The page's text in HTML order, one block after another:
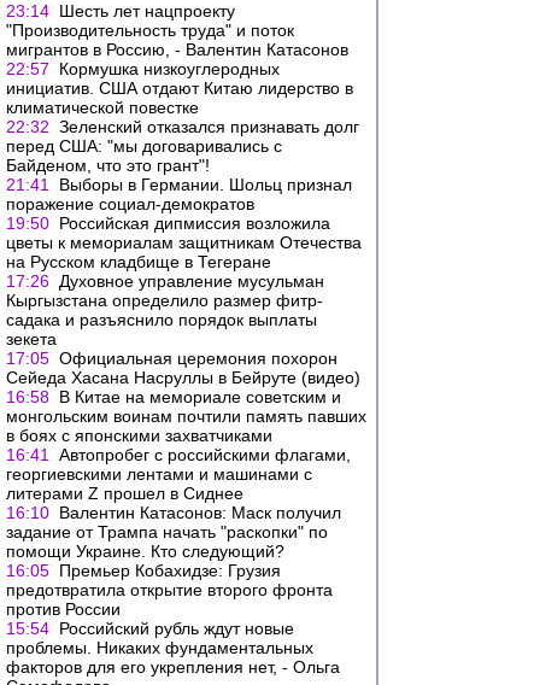
23:14 Шесть лет нацпроекту
"Производительность труда" и поток
мигрантов в Россию, - Валентин Катасонов
22:57
Кормушка низкоуглеродных
инициатив. США отдают Китаю лидерство в
климатической повестке
22:32 Зеленский отказался признавать долг
перед США: "мы договаривались с
Байденом, что это грант"!
21:41
Выборы в Германии. Шольц признал
поражение социал-демократов
19:50 Российская дипмиссия возложила
цветы к мемориалам защитникам Отечества
на Русском кладбище в Тегеране
17:26 Духовное управление мусульман
Кыргызстана определило размер фитр-
садака и разъяснило порядок выплаты
зекета
17:05 Официальная церемония похорон
Сейеда Хасана Насруллы в Бейруте (видео)
16:58 В Китае на мемориале советским и
монгольским воинам почтили память павших
в боях с японскими захватчиками
16:41
Автопробег с российскими флагами,
георгиевскими лентами и машинами с
литерами Z прошел в Сиднее
16:10 Валентин Катасонов: Маск получил
задание от Трампа начать "раскопки" по
помощи Украине. Кто следующий?
16:05 Премьер Кобахидзе: Грузия
предотвратила открытие второго фронта
против России
15:54 Российский рубль ждут новые
проблемы. Никаких фундаментальных
факторов для его укрепления нет, - Ольга